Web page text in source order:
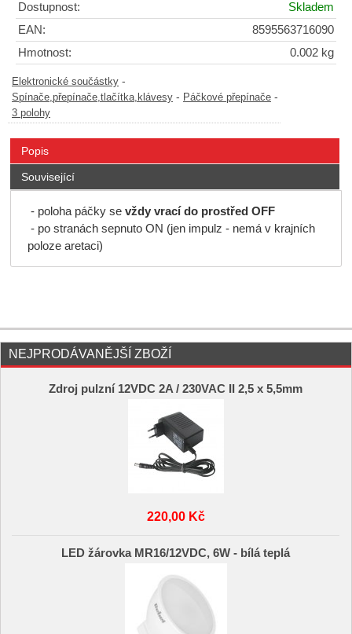
Dostupnost:
Skladem
EAN:
8595563716090
Hmotnost:
0.002 kg
Elektronické součástky -
Spínače,přepínače,tlačítka,klávesy - Páčkové přepínače -
3 polohy
Popis
Související
- poloha páčky se vždy vrací do prostřed OFF
- po stranách sepnuto ON (jen impulz - nemá v krajních
poloze aretaci)
NEJPRODÁVANĚJŠÍ ZBOŽÍ
Zdroj pulzní 12VDC 2A / 230VAC II 2,5 x 5,5mm
220,00 Kč
LED žárovka MR16/12VDC, 6W - bílá teplá